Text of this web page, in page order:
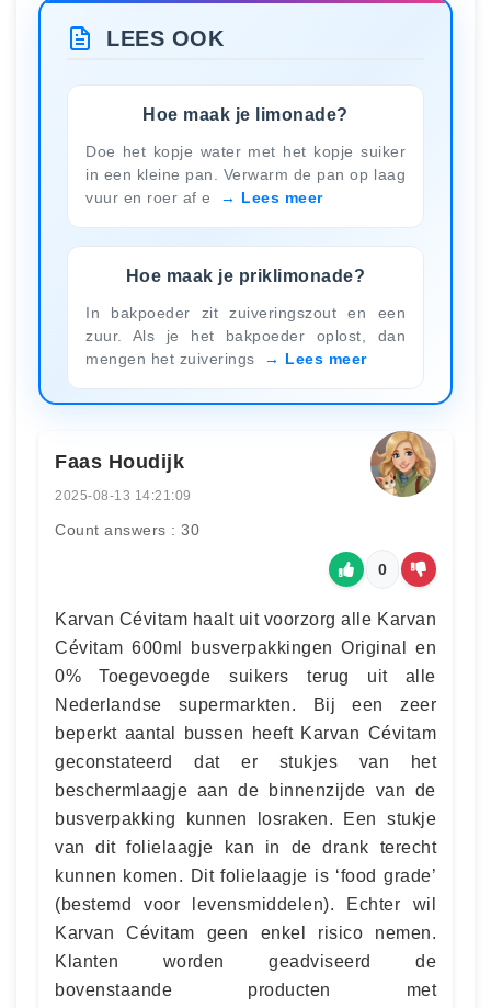
LEES OOK
Hoe maak je limonade?
Doe het kopje water met het kopje suiker
in een kleine pan. Verwarm de pan op laag
vuur en roer af e
Lees meer
Hoe maak je priklimonade?
In bakpoeder zit zuiveringszout en een
zuur. Als je het bakpoeder oplost, dan
mengen het zuiverings
Lees meer
Faas Houdijk
2025-08-13 14:21:09
Count answers : 30
0
Karvan Cévitam haalt uit voorzorg alle Karvan
Cévitam 600ml busverpakkingen Original en
0% Toegevoegde suikers terug uit alle
Nederlandse supermarkten. Bij een zeer
beperkt aantal bussen heeft Karvan Cévitam
geconstateerd dat er stukjes van het
beschermlaagje aan de binnenzijde van de
busverpakking kunnen losraken. Een stukje
van dit folielaagje kan in de drank terecht
kunnen komen. Dit folielaagje is ‘food grade’
(bestemd voor levensmiddelen). Echter wil
Karvan Cévitam geen enkel risico nemen.
Klanten worden geadviseerd de
bovenstaande producten met